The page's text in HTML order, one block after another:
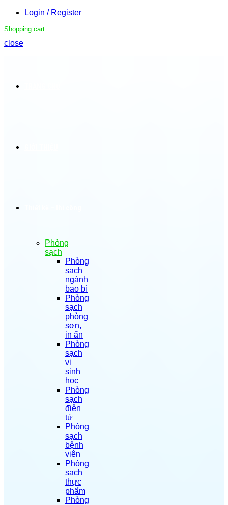
Login / Register
Shopping cart
close
Phòng
sạch
Phòng
sạch
ngành
bao bì
Phòng
sạch
phòng
sơn,
in ấn
Phòng
sạch
vi
sinh
học
Phòng
sạch
điện
tử
Phòng
sạch
bệnh
viện
Phòng
sạch
thực
phẩm
Phòng